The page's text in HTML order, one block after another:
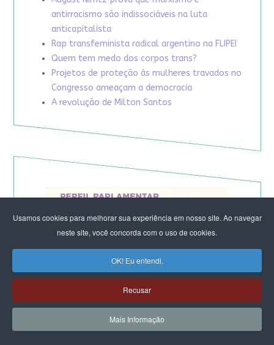
Usamos cookies para melhorar sua experiência em nosso site. Ao navegar
neste site, você concorda com o uso de cookies.
OK! Eu entendi.
Recusar
Mais Informação
antirracismo são indissociáveis na luta
anticapitalista
Rap transfeminista radical argentino na FLIPEI
Quem tem medo dos corpos trans?
Projetos de proteção às mulheres travados no
Congresso ameaçam a democracia
A revolução de Milton Santos